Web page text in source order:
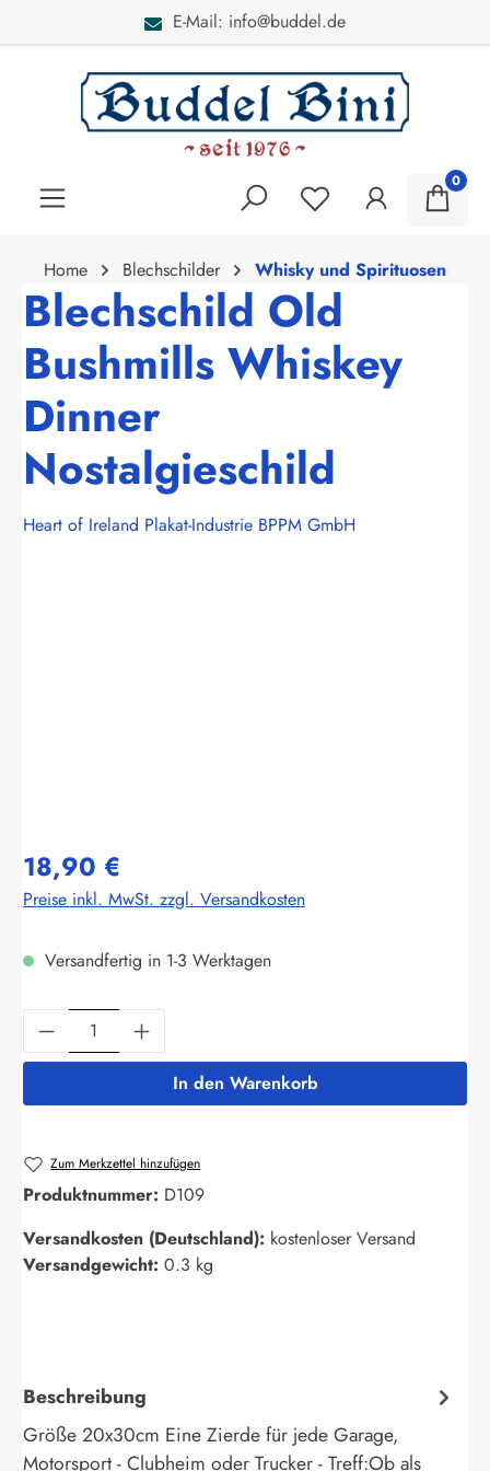
E-Mail: info@buddel.de
0
Home Blechschilder Whisky und Spirituosen
Blechschild Old
Bushmills Whiskey
Dinner
Nostalgieschild
Heart of Ireland Plakat-Industrie BPPM GmbH
18,90 €
Preise inkl. MwSt. zzgl. Versandkosten
Versandfertig in 1-3 Werktagen
Produkt Anzahl: Gib den gewünschten
In den Warenkorb
Zum Merkzettel hinzufügen
Produktnummer: D109
Versandkosten (Deutschland): kostenloser Versand
Versandgewicht: 0.3 kg
Beschreibung
Größe 20x30cm Eine Zierde für jede Garage,
Motorsport - Clubheim oder Trucker - Treff:Ob als